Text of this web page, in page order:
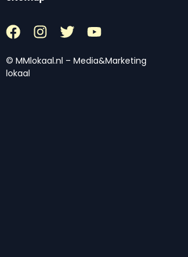
© MMlokaal.nl – Media&Marketing
lokaal